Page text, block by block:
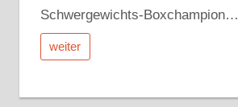
Schwergewichts-Boxchampion…
weiter